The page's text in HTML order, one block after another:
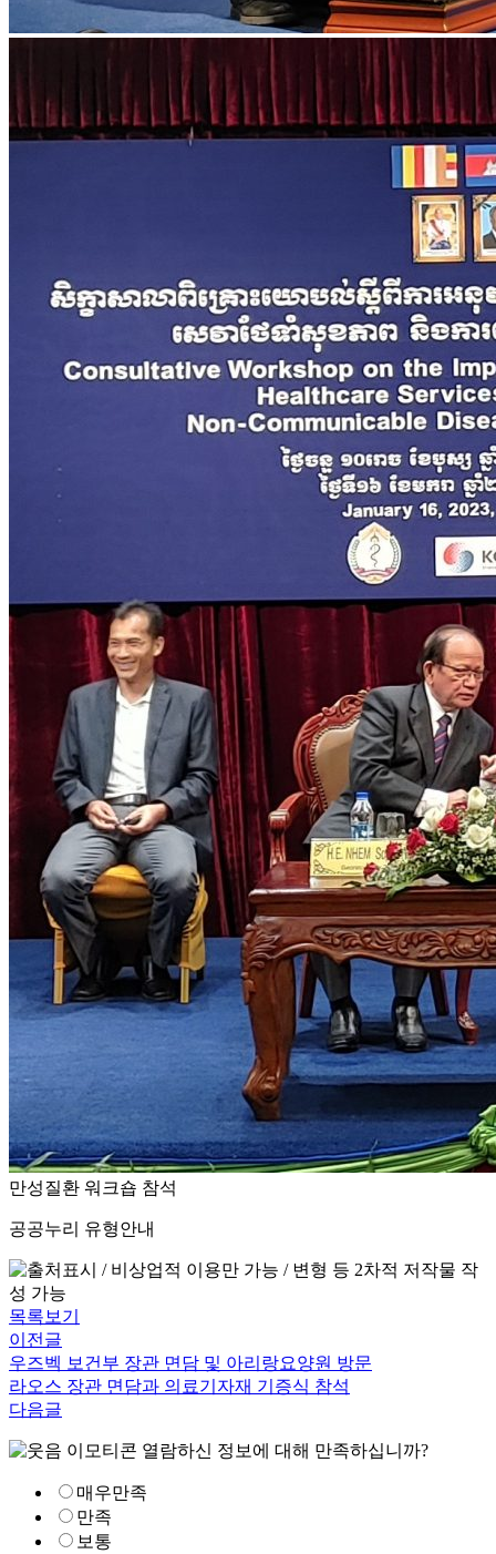
공공누리 유형안내
목록보기
이전글
우즈벡 보건부 장관 면담 및 아리랑요양원 방문
라오스 장관 면담과 의료기자재 기증식 참석
다음글
열람하신 정보에 대해 만족하십니까?
매우만족
만족
보통